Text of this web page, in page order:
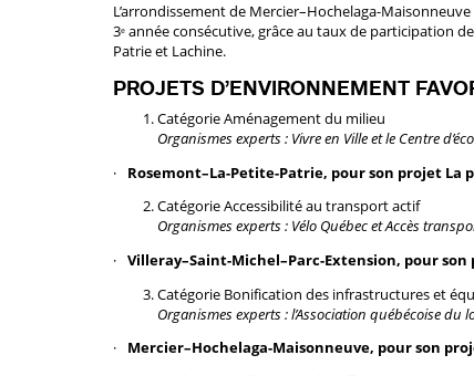
L’arrondissement de Mercier–Hochelaga-
3e année consécutive, grâce au taux de participation
Patrie et Lachine.
PROJETS D’ENVIRONNEMENT
Catégorie Aménagement du milieu
Organismes experts : Vivre en Ville et le Centre
Rosemont–La-Petite-Patrie, pour son projet La
Catégorie Accessibilité au transport actif
Organismes experts : Vélo Québec et Accès
Villeray–Saint-Michel–Parc-Extension, pour
Catégorie Bonification des infrastructures et
Organismes experts : l’Association québécoise
Mercier–Hochelaga-Maisonneuve, pour son